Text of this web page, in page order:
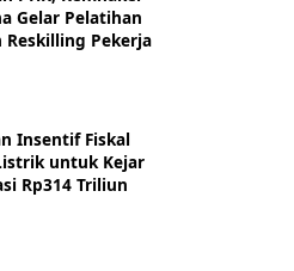
Gelar Pelatihan
Pekerja
Insentif Fiskal
untuk Kejar
Rp314 Triliun